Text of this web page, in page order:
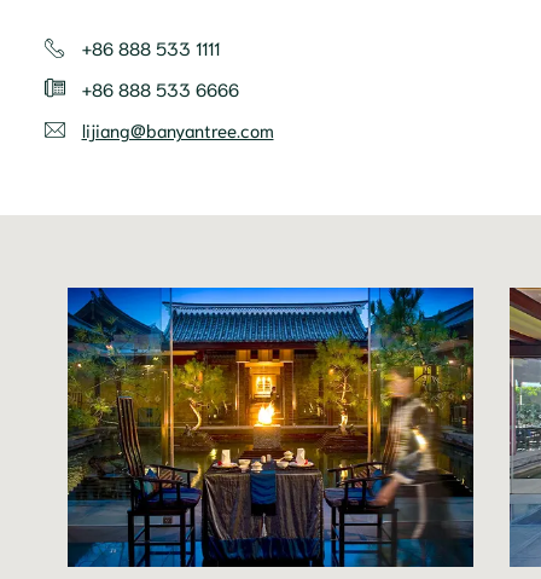
+86 888 533 1111
+86 888 533 6666
lijiang@banyantree.com